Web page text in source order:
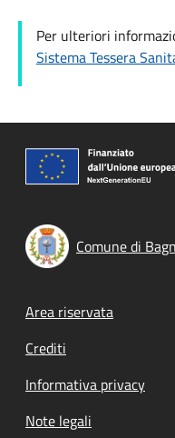
Per ulteriori
Sistema Tessera
Comune di
Footer menu
Area riservata
Crediti
Informativa privacy
Note legali